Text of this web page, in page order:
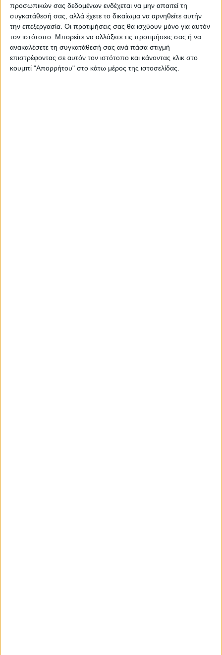
προσωπικών σας δεδομένων ενδέχεται να μην απαιτεί τη
συγκατάθεσή σας, αλλά έχετε το δικαίωμα να αρνηθείτε αυτήν
την επεξεργασία. Οι προτιμήσεις σας θα ισχύουν μόνο για αυτόν
τον ιστότοπο. Μπορείτε να αλλάξετε τις προτιμήσεις σας ή να
ανακαλέσετε τη συγκατάθεσή σας ανά πάσα στιγμή
επιστρέφοντας σε αυτόν τον ιστότοπο και κάνοντας κλικ στο
κουμπί "Απορρήτου" στο κάτω μέρος της ιστοσελίδας.